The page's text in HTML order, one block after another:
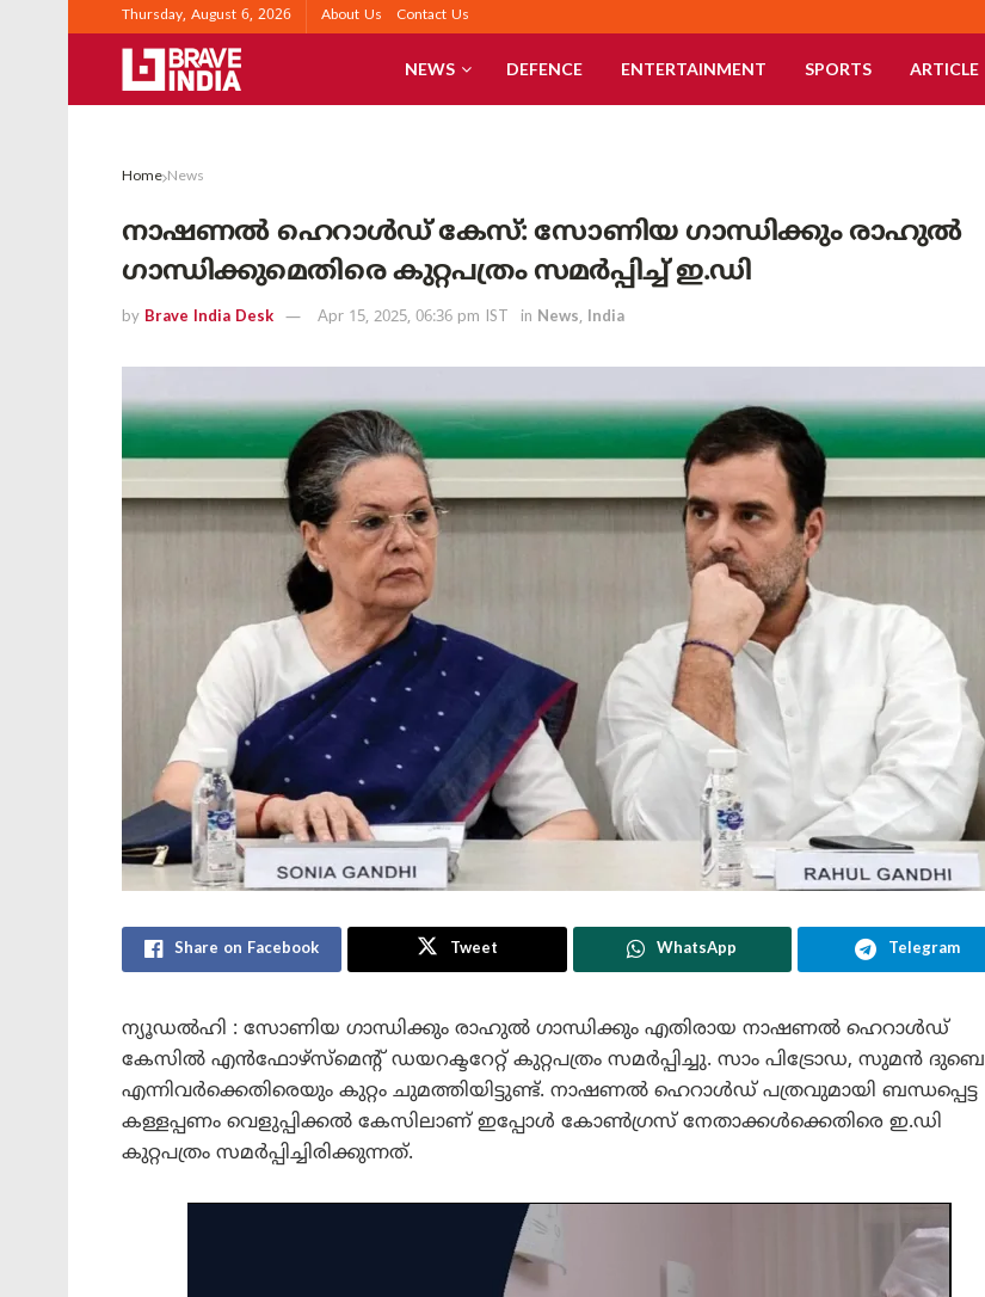
Thursday, August 6, 2026 About Us Contact Us
NEWS DEFENCE ENTERTAINMENT SPORTS ARTICLE
Home News
നാഷണൽ ഹെറാൾഡ് കേസ്: സോണിയ ഗാന്ധിക്കും രാഹുൽ
ഗാന്ധിക്കുമെതിരെ കുറ്റപത്രം സമർപ്പിച്ച് ഇ.ഡി
by Brave India Desk Apr 15, 2025, 06:36 pm IST in News, India
Share on Facebook Tweet WhatsApp Telegram
ന്യൂഡൽഹി : സോണിയ ഗാന്ധിക്കും രാഹുൽ ഗാന്ധിക്കും എതിരായ നാഷണൽ ഹെറാൾഡ്
കേസിൽ എൻഫോഴ്സ്മെന്റ് ഡയറക്ടറേറ്റ് കുറ്റപത്രം സമർപ്പിച്ചു. സാം പിട്രോഡ, സുമൻ ദുബെ
എന്നിവർക്കെതിരെയും കുറ്റം ചുമത്തിയിട്ടുണ്ട്. നാഷണൽ ഹെറാൾഡ് പത്രവുമായി ബന്ധപ്പെട്ട
കള്ളപ്പണം വെളുപ്പിക്കൽ കേസിലാണ് ഇപ്പോൾ കോൺഗ്രസ് നേതാക്കൾക്കെതിരെ ഇ.ഡി
കുറ്റപത്രം സമർപ്പിച്ചിരിക്കുന്നത്.